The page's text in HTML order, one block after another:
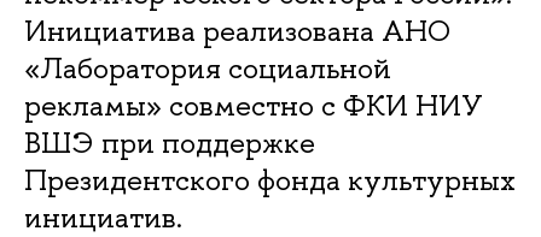
Инициатива реализована АНО
«Лаборатория социальной
рекламы» совместно с ФКИ НИУ
ВШЭ при поддержке
Президентского фонда культурных
инициатив.